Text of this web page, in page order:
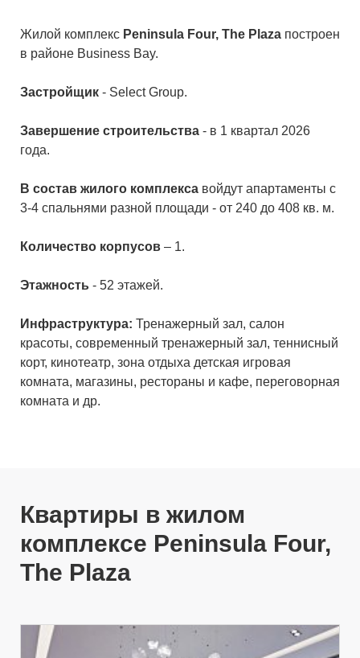
Жилой комплекс Peninsula Four, The Plaza построен
в районе Business Bay.
Застройщик - Select Group.
Завершение строительства - в 1 квартал 2026
года.
В состав жилого комплекса войдут апартаменты с
3-4 спальнями разной площади - от 240 до 408 кв. м.
Количество корпусов – 1.
Этажность - 52 этажей.
Инфраструктура: Тренажерный зал, салон
красоты, современный тренажерный зал, теннисный
корт, кинотеатр, зона отдыха детская игровая
комната, магазины, рестораны и кафе, переговорная
комната и др.
Downtown Dubai – 5 минут, До Международный
аэропорт Дубай – 20 мин.
Квартиры в жилом
комплексе Peninsula Four,
The Plaza